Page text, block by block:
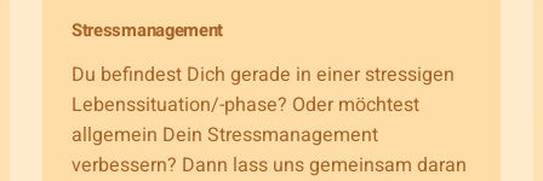
Stressmanagement
Du befindest Dich gerade in einer stressigen
Lebenssituation/-phase? Oder möchtest
allgemein Dein Stressmanagement
verbessern? Dann lass uns gemeinsam daran